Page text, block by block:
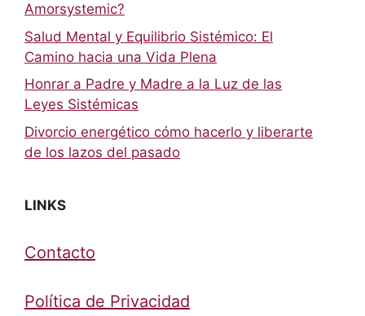
Amorsystemic?
Salud Mental y Equilibrio Sistémico: El
Camino hacia una Vida Plena
Honrar a Padre y Madre a la Luz de las
Leyes Sistémicas
Divorcio energético cómo hacerlo y liberarte
de los lazos del pasado
LINKS
Contacto
Política de Privacidad